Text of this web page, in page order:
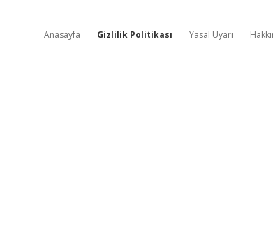
Anasayfa Gizlilik Politikası Yasal Uyarı